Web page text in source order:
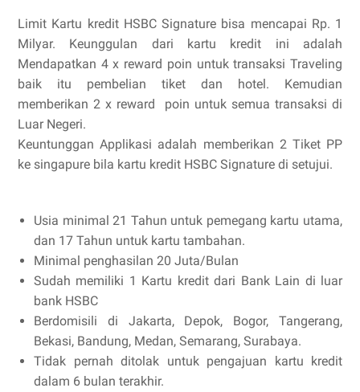
Limit Kartu kredit HSBC Signature bisa mencapai Rp. 1
Milyar. Keunggulan dari kartu kredit ini adalah
Mendapatkan 4 x reward poin untuk transaksi Traveling
baik itu pembelian tiket dan hotel. Kemudian
memberikan 2 x reward poin untuk semua transaksi di
Luar Negeri.
Keuntunggan Applikasi adalah memberikan 2 Tiket PP
ke singapure bila kartu kredit HSBC Signature di setujui.
Usia minimal 21 Tahun untuk pemegang kartu utama,
dan 17 Tahun untuk kartu tambahan.
Minimal penghasilan 20 Juta/Bulan
Sudah memiliki 1 Kartu kredit dari Bank Lain di luar
bank HSBC
Berdomisili di Jakarta, Depok, Bogor, Tangerang,
Bekasi, Bandung, Medan, Semarang, Surabaya.
Tidak pernah ditolak untuk pengajuan kartu kredit
dalam 6 bulan terakhir.